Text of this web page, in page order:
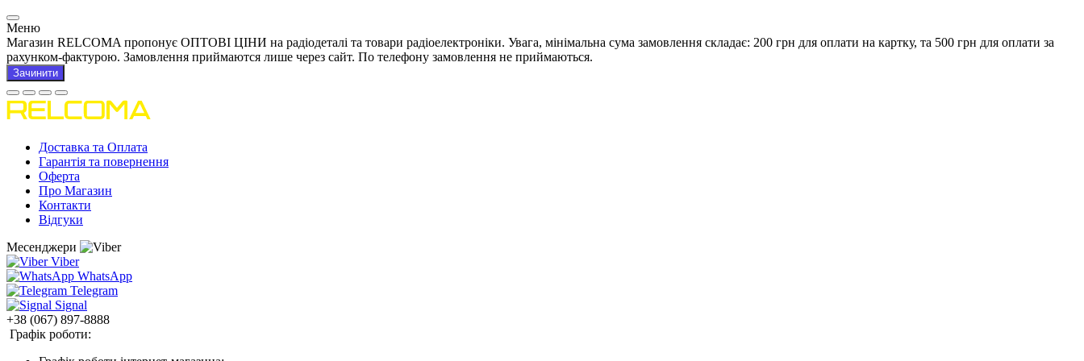
Меню
Магазин RELCOMA пропонує ОПТОВІ ЦІНИ на радіодеталі та товари радіоелектроніки. Увага, мінімальна сума замовлення складає: 200 грн для оплати на картку, та 500 грн для оплати за
рахунком-фактурою. Замовлення приймаются лише через сайт. По телефону замовлення не приймаються.
Зачинити
Доставка та Оплата
Гарантія та повернення
Оферта
Про Магазин
Контакти
Відгуки
Месенджери
Viber
WhatsApp
Telegram
Signal
+38 (067) 897-8888
Графік роботи: